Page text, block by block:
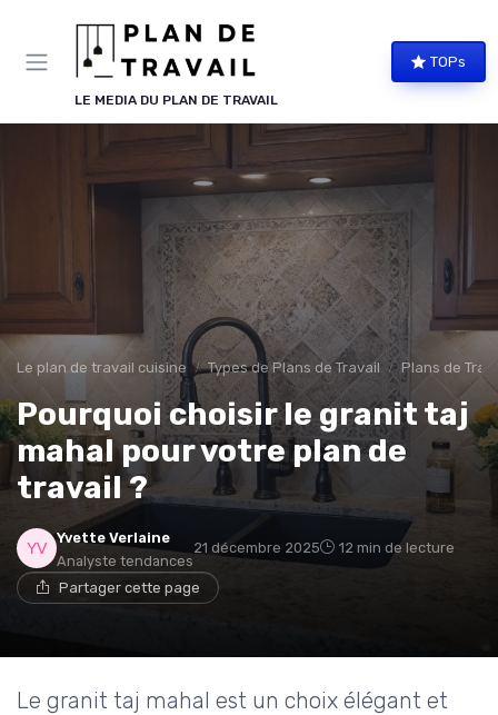
LE MEDIA DU PLAN DE TRAVAIL
TOPs
Le plan de travail cuisine Types de Plans de Travail Plans de
Pourquoi choisir le granit taj
mahal pour votre plan de
travail ?
Yvette Verlaine
Analyste tendances
21 décembre 2025 12 min de lecture
Partager cette page
Le granit taj mahal est un choix élégant et